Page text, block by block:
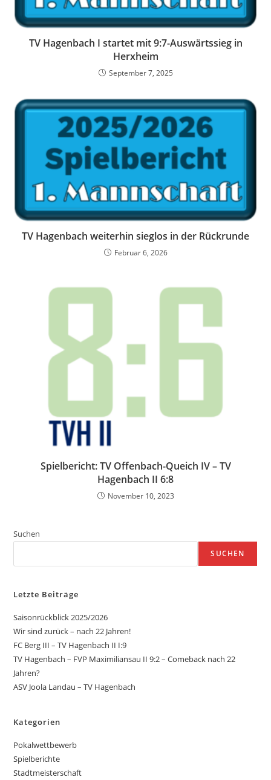
TV Hagenbach I startet mit 9:7-Auswärtssieg in
Herxheim
September 7, 2025
TV Hagenbach weiterhin sieglos in der Rückrunde
Februar 6, 2026
Spielbericht: TV Offenbach-Queich IV – TV
Hagenbach II 6:8
November 10, 2023
Suchen
SUCHEN
Letzte Beiträge
Saisonrückblick 2025/2026
Wir sind zurück – nach 22 Jahren!
FC Berg III – TV Hagenbach II I:9
TV Hagenbach – FVP Maximiliansau II 9:2 – Comeback nach 22
Jahren?
ASV Joola Landau – TV Hagenbach
Kategorien
Pokalwettbewerb
Spielberichte
Stadtmeisterschaft